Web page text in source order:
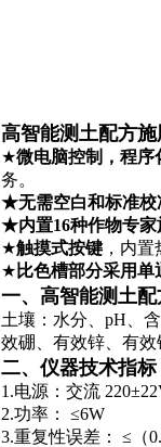
高智能测土配方
★微电脑控制，程序
务。
★无需空白和标准校
★内置16种作物专家
★触摸式按键 ，内
★ 比色槽部分采用
一、高智能测土
土壤：水分、pH、
效硼、有效锌、有
二、仪器技术指标
1.电源：交流
2.功率： ≤6W
3.重复性误差： ≤（